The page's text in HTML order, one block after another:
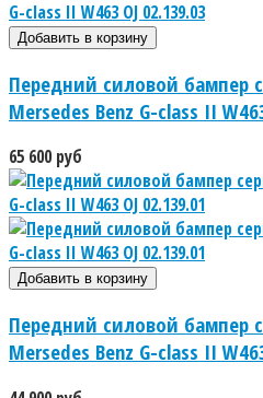
Передний силовой бампер
Mersedes Benz G-class II
65 600 руб
Передний силовой бампер
Mersedes Benz G-class II